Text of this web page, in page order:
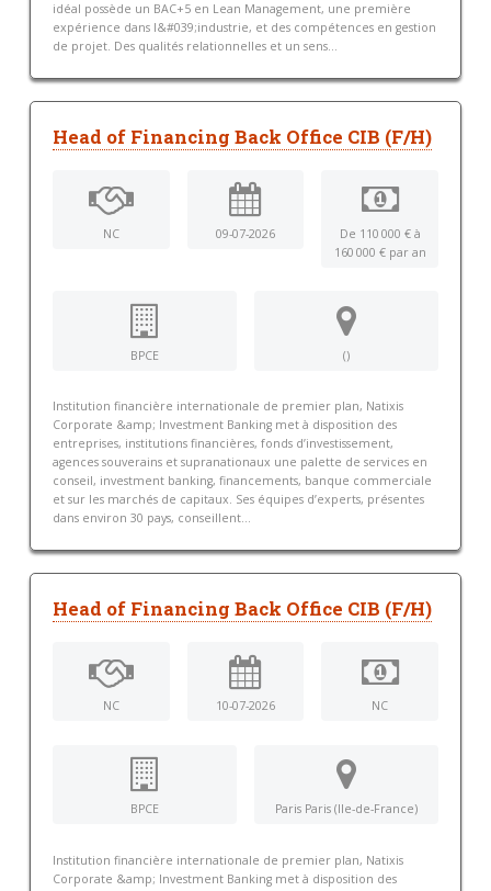
idéal possède un BAC+5 en Lean Management, une première
expérience dans l&#039;industrie, et des compétences en gestion
de projet. Des qualités relationnelles et un sens...
Head of Financing Back Office CIB (F/H)
NC 09-07-2026
De 110 000 € à
160 000 € par an
BPCE ()
Institution financière internationale de premier plan, Natixis
Corporate &amp; Investment Banking met à disposition des
entreprises, institutions financières, fonds d’investissement,
agences souverains et supranationaux une palette de services en
conseil, investment banking, financements, banque commerciale
et sur les marchés de capitaux. Ses équipes d’experts, présentes
dans environ 30 pays, conseillent...
Head of Financing Back Office CIB (F/H)
NC 10-07-2026 NC
BPCE Paris Paris (Ile-de-France)
Institution financière internationale de premier plan, Natixis
Corporate &amp; Investment Banking met à disposition des